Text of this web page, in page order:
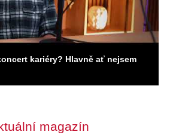
kariéry? Hlavně ať nejsem
magazín
Odebírat